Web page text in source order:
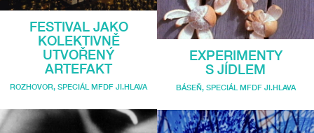
FESTIVAL JAKO
KOLEKTIVNĚ
UTVOŘENÝ
ARTEFAKT
ROZHOVOR, SPECIÁL MFDF JI.HLAVA
EXPERIMENTY
S JÍDLEM
BÁSEŇ, SPECIÁL MFDF JI.HLAVA